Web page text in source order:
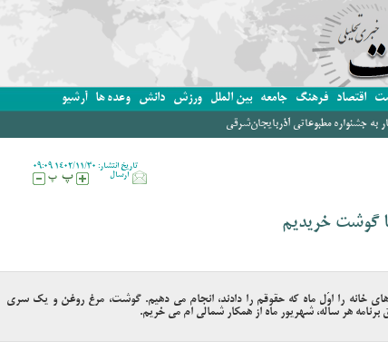
اقتصاد فرهنگ جامعه بین الملل ورزش دانش وعده ها آرشیو
به جشنواره مطبوعاتی آذربایجان‌شرقی
تاریخ انتشار: 1402/11/30 09:09
ارسال
گوشت خریدیم
خانه را اوّل ماه که حقوقم را دادند، انجام می دهیم. گوشت، مرغ روغن و یک سری
برنامه هر ساله، شهریور ماه از همکار شمالی ام می خریم.